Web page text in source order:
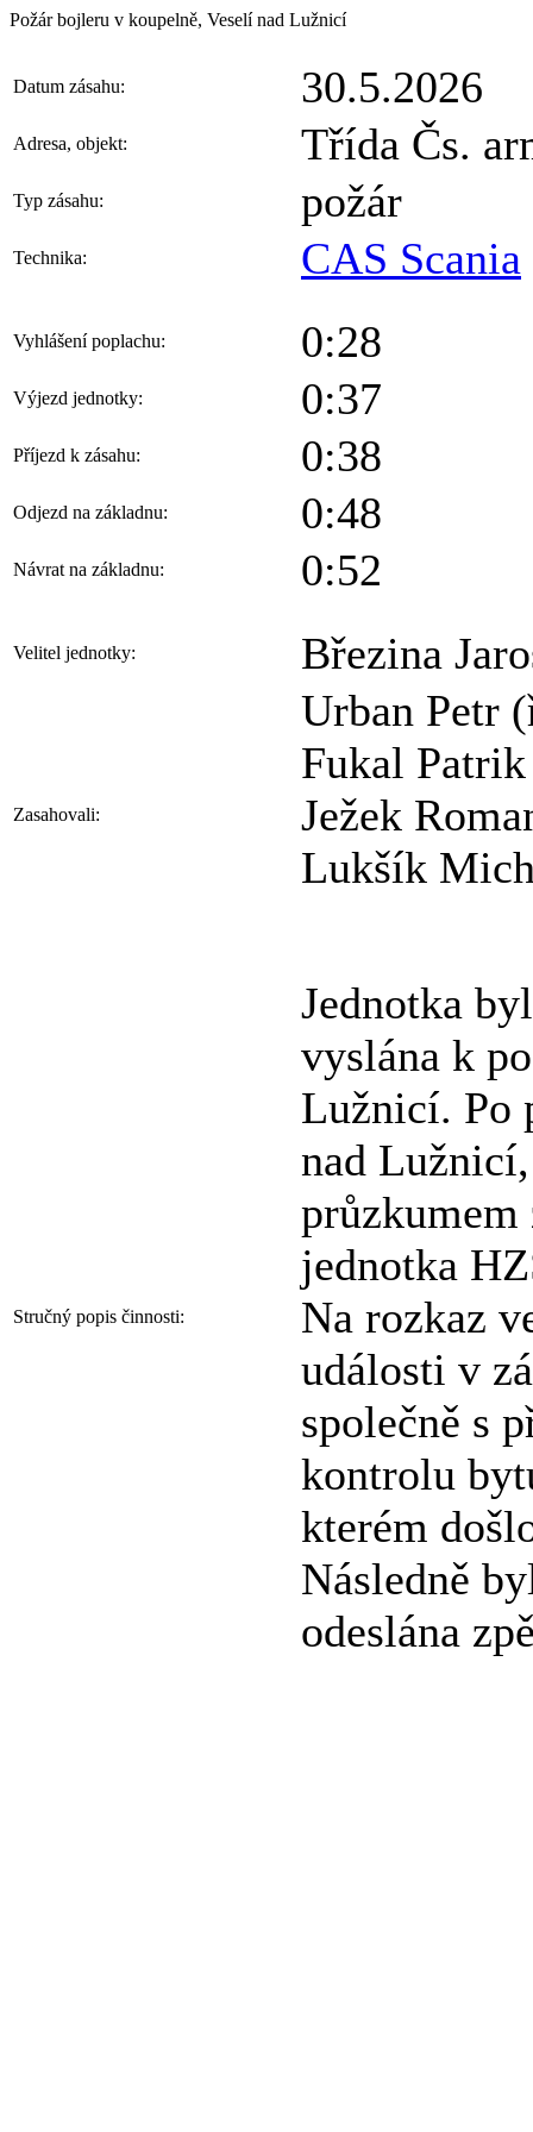
Požár bojleru v koupelně, Veselí nad Lužnicí
Datum zásahu: 30.5.2026
Adresa, objekt: Třída Čs.
Typ zásahu: požár
Technika: CAS Scania
Vyhlášení poplachu: 0:28
Výjezd jednotky: 0:37
Příjezd k zásahu: 0:38
Odjezd na základnu: 0:48
Návrat na základnu: 0:52
Velitel jednotky: Březina
Zasahovali:
Urban Petr
Fukal Patrik
Ježek
Lukšík
Stručný popis činnosti:
Jednotka
vyslána k
Lužnicí. Po
nad
průzkumem
jednotka
Na rozkaz
události v
společně s
kontrolu
kterém
Následně
odeslána